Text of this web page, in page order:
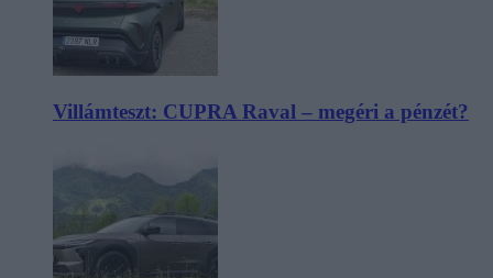
Villámteszt: CUPRA Raval – megéri a pénzét?